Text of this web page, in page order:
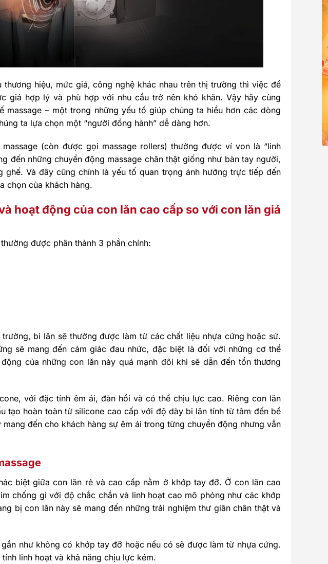
thương hiệu, mức giá, công nghệ khác nhau trên thị trường thì việc để
giá hợp lý và phù hợp với nhu cầu trở nên khó khăn. Vậy hãy cùng
massage – một trong những yếu tố giúp chúng ta hiểu hơn các dòng
ta lựa chọn một “người đồng hành” dễ dàng hơn.
(còn được gọi massage rollers) thường được ví von là “linh
đến những chuyển động massage chân thật giống như bàn tay người,
ghế. Và đây cũng chính là yếu tố quan trọng ảnh hưởng trực tiếp đến
chọn của khách hàng.
hoạt động của con lăn cao cấp so với con lăn giá
được phân thành 3 phần chính:
bi lăn sẽ thường được làm từ các chất liệu nhựa cứng hoặc sứ.
sẽ mang đến cảm giác đau nhức, đặc biệt là đối với những cơ thể
của những con lăn này quá mạnh đôi khi sẽ dẫn đến tổn thương
với đặc tính êm ái, đàn hồi và có thể chịu lực cao. Riêng con lăn
tạo hoàn toàn từ silicone cao cấp với độ dày bi lăn tính từ tâm đến bề
đến cho khách hàng sự êm ái trong từng chuyển động nhưng vẫn
biệt giữa con lăn rẻ và cao cấp nằm ở khớp tay đỡ. Ở con lăn cao
chống gỉ với độ chắc chắn và linh hoạt cao mô phỏng như các khớp
bị con lăn này sẽ mang đến những trải nghiệm thư giãn chân thật và
như không có khớp tay đỡ hoặc nếu có sẽ được làm từ nhựa cứng.
linh hoạt và khả năng chịu lực kém.